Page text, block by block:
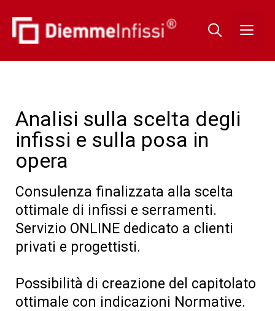
Analisi sulla scelta degli
infissi e sulla posa in
opera
Consulenza finalizzata alla scelta
ottimale di infissi e serramenti.
Servizio ONLINE dedicato a clienti
privati e progettisti.
Possibilità di creazione del capitolato
ottimale con indicazioni Normative.